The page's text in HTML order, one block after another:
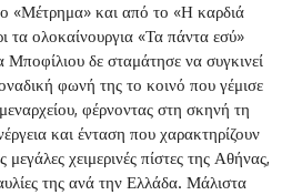
«Μέτρημα» και από το «Η καρδιά
τα ολοκαίνουργια «Τα πάντα εσύ»
δε σταμάτησε να συγκινεί
φωνή της το κοινό που γέμισε
φέρνοντας στη σκηνή τη
και ένταση που χαρακτηρίζουν
μεγάλες χειμερινές πίστες της Αθήνας,
της ανά την Ελλάδα. Μάλιστα